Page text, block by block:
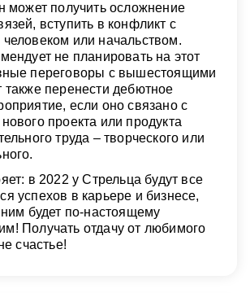
может получить осложнение
вступить в конфликт с
или начальством.
не планировать на этот
переговоры с вышестоящими
также перенести дебютное
если оно связано с
проекта или продукта
труда – творческого или
в 2022 у Стрельца будут все
успехов в карьере и бизнесе,
будет по-настоящему
Получать отдачу от любимого
счастье!